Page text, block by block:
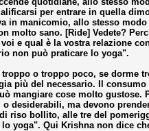
per entrare in quella
in manicomio, allo stesso
sano. [Ride] Vedete?
e qual è la vostra relazione
non può praticare lo yoga".
o troppo poco, se dorme
più del necessario. Il
mangiare cose molto gustose.
desiderabili, ma devono
riso bollito, alle tre del
yoga". Qui Krishna non dice